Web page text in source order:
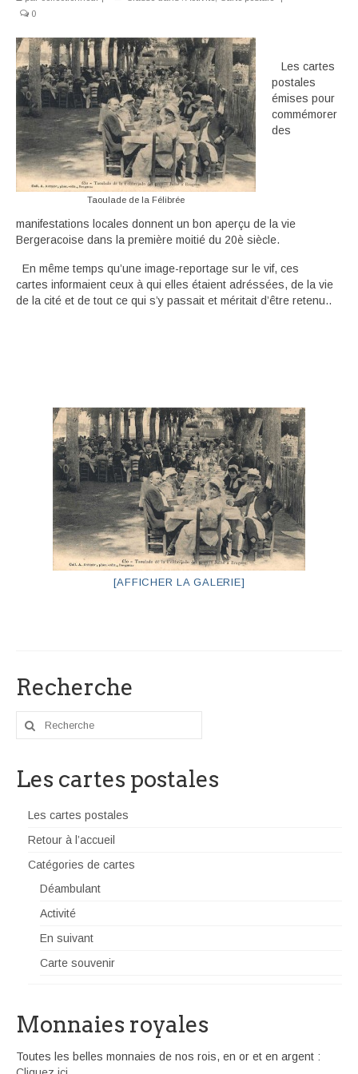
Activité
En suivant
Carte souvenir
0
Taoulade de la Félibrée
Les cartes
postales
émises pour
commémorer
des
manifestations locales donnent un bon aperçu de la vie
Bergeracoise dans la première moitié du 20è siècle.
En même temps qu’une image-reportage sur le vif, ces
cartes informaient ceux à qui elles étaient adréssées, de la vie
de la cité et de tout ce qui s’y passait et méritait d’être retenu..
[AFFICHER LA GALERIE]
Recherche
Rechercher
Les cartes postales
Les cartes postales
Retour à l’accueil
Catégories de cartes
Déambulant
Activité
En suivant
Carte souvenir
Monnaies royales
Toutes les belles monnaies de nos rois, en or et en argent :